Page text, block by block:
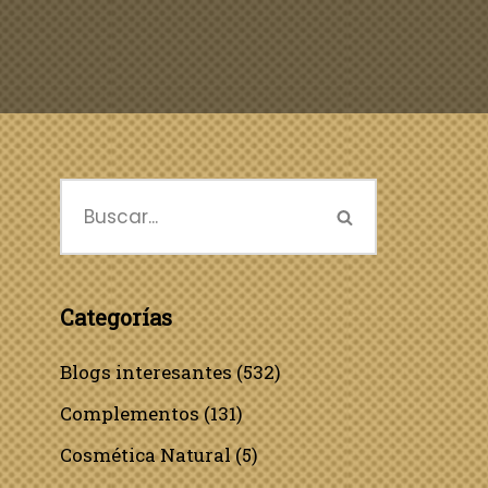
Categorías
Blogs interesantes(532)
Complementos(131)
Cosmética Natural(5)